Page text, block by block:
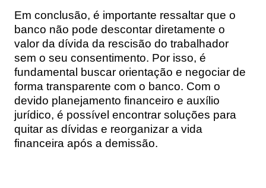
Em conclusão, é importante ressaltar que o
banco não pode descontar diretamente o
valor da dívida da rescisão do trabalhador
sem o seu consentimento. Por isso, é
fundamental buscar orientação e negociar de
forma transparente com o banco. Com o
devido planejamento financeiro e auxílio
jurídico, é possível encontrar soluções para
quitar as dívidas e reorganizar a vida
financeira após a demissão.